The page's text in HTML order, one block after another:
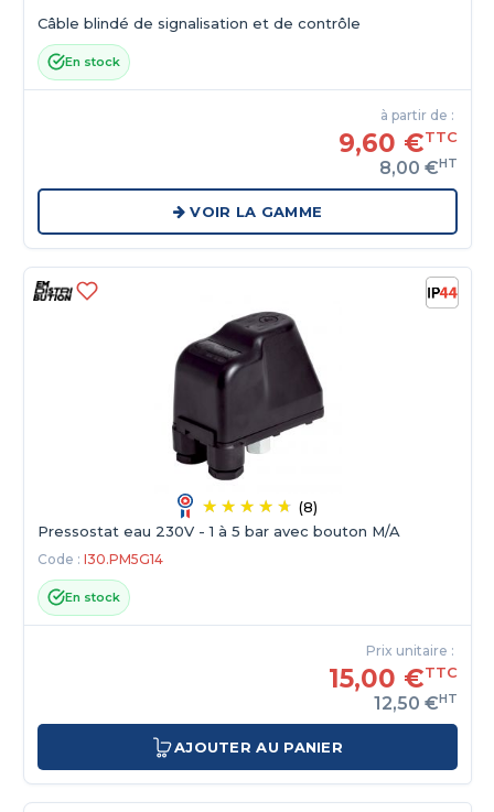
Câble blindé de signalisation et de contrôle
En stock
à partir de :
9,60 €TTC
8,00 €HT
VOIR LA GAMME
(8)
Pressostat eau 230V - 1 à 5 bar avec bouton M/A
Code : I30.PM5G14
En stock
Prix unitaire :
15,00 €TTC
12,50 €HT
AJOUTER AU PANIER